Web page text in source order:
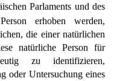
Parlaments und des
erhoben werden,
die einer natürlichen
natürliche Person für
zu identifizieren,
oder Untersuchung eines